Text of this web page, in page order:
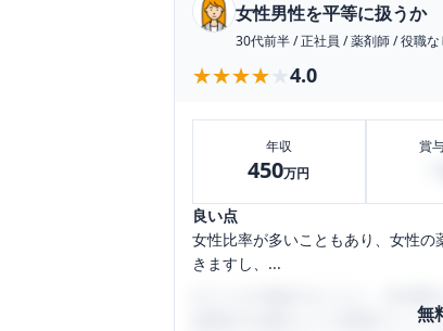
女性男性を平等に扱うか
30代前半/正社員 /薬剤師/役職な
★★★★★
★★★★★ 4.0
年収
450万円
賞
良い点
女性比率が多いこともあり、女性
きますし、...
無
口コミを1投稿するごとに、30日間
性限定の企業口コミの投稿サイト